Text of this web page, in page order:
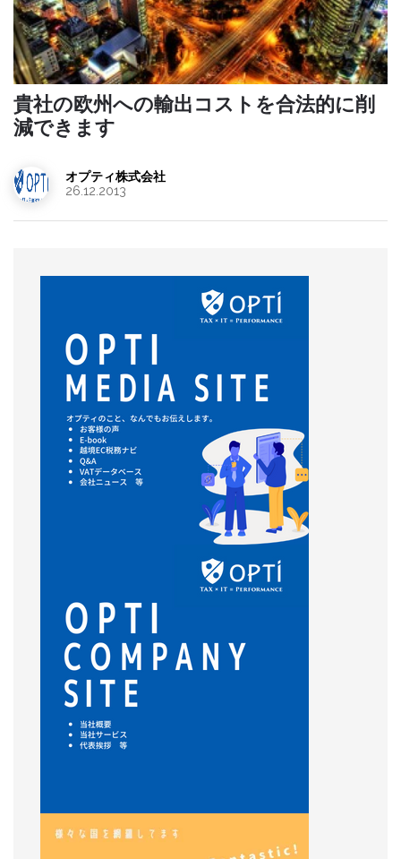
貴社の欧州への輸出コストを合法的に削
減できます
オプティ株式会社
26.12.2013